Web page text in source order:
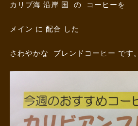
カリブ海 沿岸 国 の コーヒーを
メイン に 配合 した
さわやかな ブレンドコーヒー です。